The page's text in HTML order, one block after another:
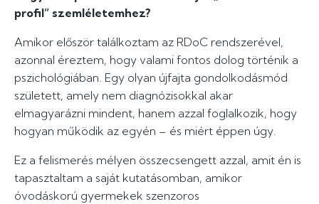
profil” szemléletemhez?
Amikor először találkoztam az RDoC rendszerével,
azonnal éreztem, hogy valami fontos dolog történik a
pszichológiában. Egy olyan újfajta gondolkodásmód
született, amely nem diagnózisokkal akar
elmagyarázni mindent, hanem azzal foglalkozik, hogy
hogyan működik az egyén – és miért éppen úgy.
Ez a felismerés mélyen összecsengett azzal, amit én is
tapasztaltam a saját kutatásomban, amikor
óvodáskorú gyermekek szenzoros